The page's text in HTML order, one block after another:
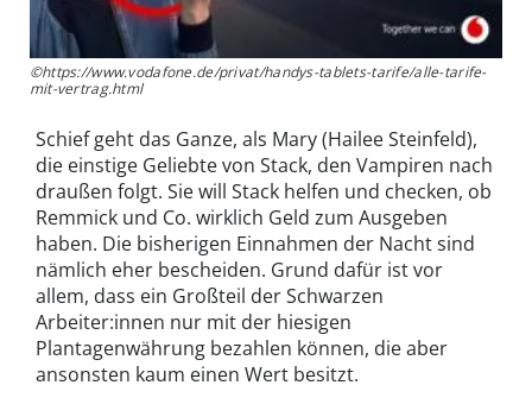
©https://www.vodafone.de/privat/handys-tablets-tarife/alle-tarife-
mit-vertrag.html
Schief geht das Ganze, als Mary (Hailee Steinfeld),
die einstige Geliebte von Stack, den Vampiren nach
draußen folgt. Sie will Stack helfen und checken, ob
Remmick und Co. wirklich Geld zum Ausgeben
haben. Die bisherigen Einnahmen der Nacht sind
nämlich eher bescheiden. Grund dafür ist vor
allem, dass ein Großteil der Schwarzen
Arbeiter:innen nur mit der hiesigen
Plantagenwährung bezahlen können, die aber
ansonsten kaum einen Wert besitzt.